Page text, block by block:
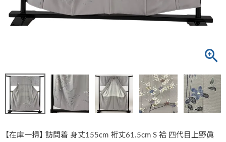
【在庫一掃】 訪問着 身丈155cm 裄丈61.5cm S 袷 四代目上野眞